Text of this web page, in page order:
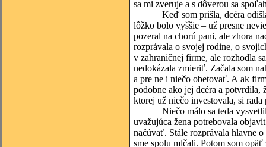
sa mi zveruje a s dôverou sa
Keď som prišla, dcéra odišla z
lôžko bolo vyššie – už presne
pozeral na chorú pani, ale zhora
rozprávala o svojej rodine, o
v zahraničnej firme, ale rozhodla
nedokázala zmieriť. Začala som
a pre ne i niečo obetovať. A ak
podobne ako jej dcéra a potvrdila,
ktorej už niečo investovala, si rada
Niečo málo sa teda vysvetlilo,
uvažujúca žena potrebovala
načúvať. Stále rozprávala hlavne
sme spolu mlčali. Potom som